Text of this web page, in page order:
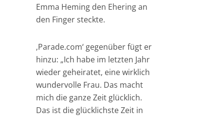
Emma Heming den Ehering an
den Finger steckte.
‚Parade.com‘ gegenüber fügt er
hinzu: „Ich habe im letzten Jahr
wieder geheiratet, eine wirklich
wundervolle Frau. Das macht
mich die ganze Zeit glücklich.
Das ist die glücklichste Zeit in